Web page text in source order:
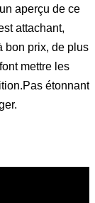
aperçu de ce
attachant,
bon prix, de plus
mettre les
étonnant